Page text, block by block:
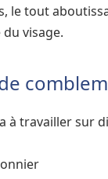
le tout
du visage.
à travailler sur